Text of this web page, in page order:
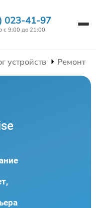
023-41-97
с 9:00 до 21:00
устройств Ремонт